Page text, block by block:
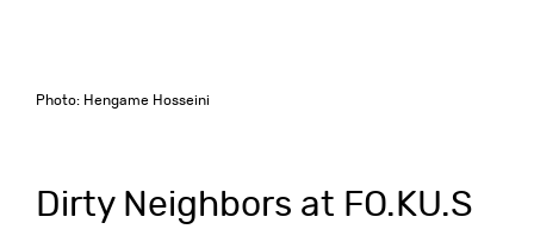
Photo: Hengame Hosseini
Dirty Neighbors at FO.KU.S